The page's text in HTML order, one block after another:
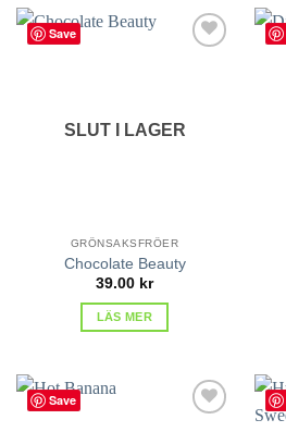
Save
SLUT I LAGER
GRÖNSAKSFRÖER
Chocolate Beauty
39.00 kr
LÄS MER
Save